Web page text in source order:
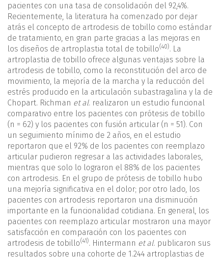
pacientes con una tasa de consolidación del 92,4%.
Recientemente, la literatura ha comenzado por dejar
atrás el concepto de artrodesis de tobillo como estándar
de tratamiento, en gran parte gracias a las mejoras en
los diseños de artroplastia total de tobillo(40). La
artroplastia de tobillo ofrece algunas ventajas sobre la
artrodesis de tobillo, como la reconstitución del arco de
movimiento, la mejoría de la marcha y la reducción del
estrés producido en la articulación subastragalina y la de
Chopart. Richman et al. realizaron un estudio funcional
comparativo entre los pacientes con prótesis de tobillo
(n = 62) y los pacientes con fusión articular (n = 51). Con
un seguimiento mínimo de 2 años, en el estudio
reportaron que el 92% de los pacientes con reemplazo
articular pudieron regresar a las actividades laborales,
mientras que solo lo lograron el 88% de los pacientes
con artrodesis. En el grupo de prótesis de tobillo hubo
una mejoría significativa en el dolor; por otro lado, los
pacientes con artrodesis reportaron una disminución
importante en la funcionalidad cotidiana. En general, los
pacientes con reemplazo articular mostraron una mayor
satisfacción en comparación con los pacientes con
artrodesis de tobillo(41). Hintermann et al. publicaron sus
resultados sobre una cohorte de 1.244 artroplastias de